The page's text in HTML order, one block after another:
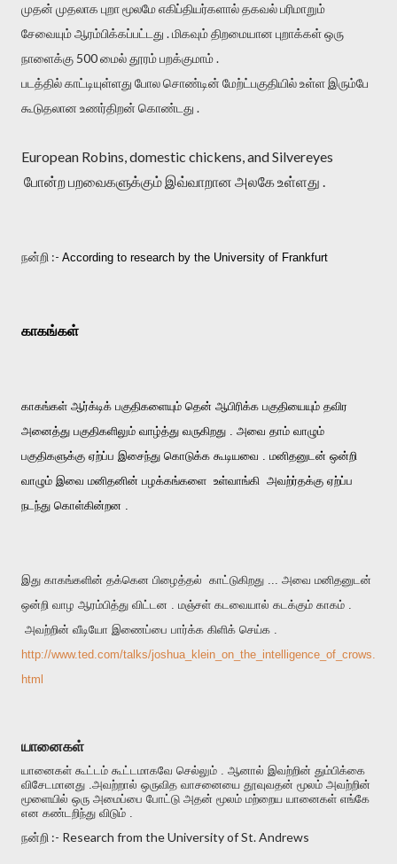
முதன் முதலாக புறா மூலமே எகிப்தியர்களால் தகவல் பரிமாறும்
சேவையும் ஆரம்பிக்கப்பட்டது . மிகவும் திறமையான புறாக்கள் ஒரு
நாளைக்கு 500 மைல் தூரம் பறக்குமாம் .
படத்தில் காட்டியுள்ளது போல சொண்டின் மேற்ட்பகுதியில் உள்ள இரும்பே
கூடுதலான உணர்திறன் கொண்டது .
European Robins, domestic chickens, and Silvereyes
போன்ற பறவைகளுக்கும் இவ்வாறான அலகே உள்ளது .
நன்றி :- According to research by the University of Frankfurt
காகங்கள்
காகங்கள் ஆர்க்டிக் பகுதிகளையும் தென் ஆபிரிக்க பகுதியையும் தவிர
அனைத்து பகுதிகளிலும் வாழ்த்து வருகிறது . அவை தாம் வாழும்
பகுதிகளுக்கு ஏற்ப்ப இசைந்து கொடுக்க கூடியவை . மனிதனுடன் ஒன்றி
வாழும் இவை மனிதனின் பழக்கங்களை உள்வாங்கி அவற்ர்தக்கு ஏற்ப்ப
நடந்து கொள்கின்றன .
இது காகங்களின் தக்கென பிழைத்தல் காட்டுகிறது ... அவை மனிதனுடன்
ஒன்றி வாழ ஆரம்பித்து விட்டன . மஞ்சள் கடவையால் கடக்கும் காகம் .
அவற்றின் வீடியோ இணைப்பை பார்க்க கிளிக் செய்க .
http://www.ted.com/talks/joshua_klein_on_the_intelligence_of_crows.
html
யானைகள்
யானைகள் கூட்டம் கூட்டமாகவே செல்லும் . ஆனால் இவற்றின் தும்பிக்கை
விசேடமானது .அவற்றால் ஒருவித வாசனையை தூவுவதன் மூலம் அவற்றின்
மூளையில் ஒரு அமைப்பை போட்டு அதன் மூலம் மற்றைய யானைகள் எங்கே
என கண்டறிந்து விடும் .
நன்றி :- Research from the University of St. Andrews